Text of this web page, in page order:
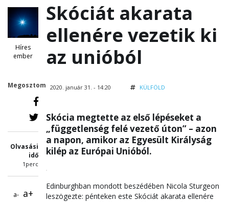
Híres
ember
Megosztom
Olvasási
idő
1perc
a- a+
Skóciát akarata
ellenére vezetik ki
az unióból
2020. január 31. - 14:20 KÜLFÖLD
Skócia megtette az első lépéseket a
„függetlenség felé vezető úton” – azon
a napon, amikor az Egyesült Királyság
kilép az Európai Unióból.
Edinburghban mondott beszédében Nicola Sturgeon
leszögezte: pénteken este Skóciát akarata ellenére